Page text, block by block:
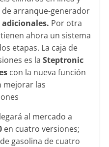
arranque-generador
adicionales. Por otra
ahora un sistema
etapas. La caja de
es la Steptronic
con la nueva función
mejorar las
al mercado a
en cuatro versiones;
gasolina de cuatro